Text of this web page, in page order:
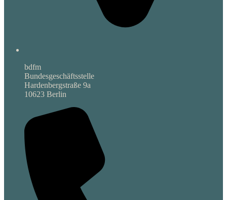
bdfm
Bundesgeschäftsstelle
Hardenbergstraße 9a
10623 Berlin